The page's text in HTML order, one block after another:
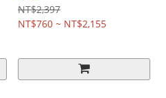
NT$2,397
NT$760 ~ NT$2,155